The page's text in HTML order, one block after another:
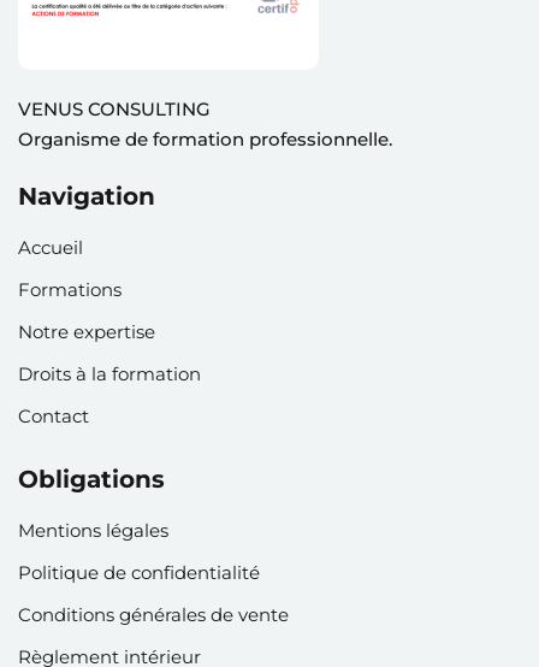
VENUS CONSULTING
Organisme de formation professionnelle.
Navigation
Accueil
Formations
Notre expertise
Droits à la formation
Contact
Obligations
Mentions légales
Politique de confidentialité
Conditions générales de vente
Règlement intérieur